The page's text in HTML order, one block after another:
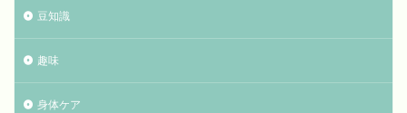
豆知識
趣味
身体ケア